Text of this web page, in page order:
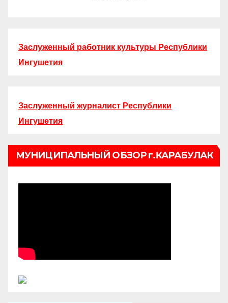
Заслуженный работник культуры Республики
Ингушетия
Заслуженный журналист Республики
Ингушетия
МУНИЦИПАЛЬНЫЙ ОБЗОР г.КАРАБУЛАК